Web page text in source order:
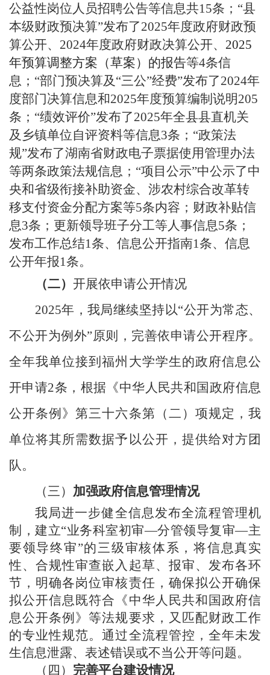
公益性岗位人员招聘公告等信息共15条； “县
本级财政预决算”发布了2025年度政府财政预
算公开、 2024年度政府财政决算公开、 2025
年预算调整方案（草案）的报告等4条信
息； “部门预决算及“三公”经费”发布了2024年
度部门决算信息和2025年度预算编制说明205
条； “绩效评价”发布了2025年全县县直机关
及乡镇单位自评资料等信息3条；“政策法
规”发布了湖南省财政电子票据使用管理办法
等两条政策法规信息； “项目公示”中公示了中
央和省级衔接补助资金、涉农村综合改革转
移支付资金分配方案等5条内容 ； 财政补贴信
息3条； 更新领导班子分工等人事信息5条 ；
发布工作总结1条、信息公开指南1条、信息
公开年报1条。
（二） 开展依申请公开情况
2025年，我局继续坚持以“公开为常态、
不公开为例外”原则，完善依申请公开程序。
全年我单位接到福州大学学生的政府信息公
开申请2条，根据《中华人民共和国政府信息
公开条例》第三十六条第（二）项规定，我
单位将其所需数据予以公开，提供给对方团
队。
（三） 加强政府信息管理情况
我局进一步健全信息发布全流程管理机
制，建立“业务科室初审—分管领导复审—主
要领导终审”的三级审核体系，将信息真实
性、合规性审查嵌入起草、报审、发布各环
节，明确各岗位审核责任，确保拟公开确保
拟公开信息既符合《中华人民共和国政府信
息公开条例》等法规要求，又匹配财政工作
的专业性规范。通过全流程管控，全年未发
生信息泄露、表述错误或不当公开等问题。
（四） 完善平台建设情况